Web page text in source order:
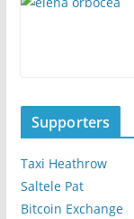
Supporters
Taxi Heathrow
Saltele Pat
Bitcoin Exchange